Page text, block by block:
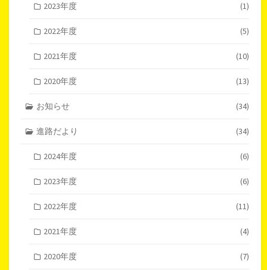
2023年度 (1)
2022年度 (5)
2021年度 (10)
2020年度 (13)
お知らせ (34)
進路だより (34)
2024年度 (6)
2023年度 (6)
2022年度 (11)
2021年度 (4)
2020年度 (7)